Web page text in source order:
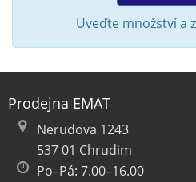
Uveďte množství a
Prodejna EMAT
Nerudova 1243
537 01 Chrudim
Po–Pá: 7.00–16.00